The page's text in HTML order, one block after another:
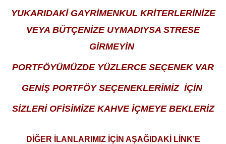
YUKARIDAKİ GAYRİMENKUL KRİTERLERİNİZE
VEYA BÜTÇENİZE UYMADIYSA STRESE
GİRMEYİN
PORTFÖYÜMÜZDE YÜZLERCE SEÇENEK VAR
GENİŞ PORTFÖY SEÇENEKLERİMİZ İÇİN
SİZLERİ OFİSİMİZE KAHVE İÇMEYE BEKLERİZ
DİĞER İLANLARIMIZ İÇİN AŞAĞIDAKİ LİNK’E